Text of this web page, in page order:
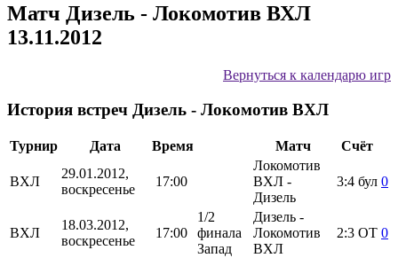
Матч Дизель - Локомотив ВХЛ
13.11.2012
Вернуться к календарю игр
История встреч Дизель - Локомотив ВХЛ
Турнир Дата Время Матч Счёт
ВХЛ
29.01.2012,
воскресенье
17:00
Локомотив
ВХЛ -
Дизель
3:4 бул 0
ВХЛ
18.03.2012,
воскресенье
17:00
1/2
финала
Запад
Дизель -
Локомотив
ВХЛ
2:3 ОТ 0